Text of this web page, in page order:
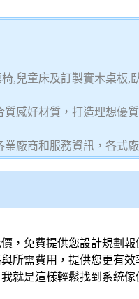
,兒童床及訂製實木桌板,
感好材質，打造理想優
廠商和服務資訊，各式
，免費提供您設計規劃
所需費用，提供您更有
就是這樣輕鬆找到 系統傢